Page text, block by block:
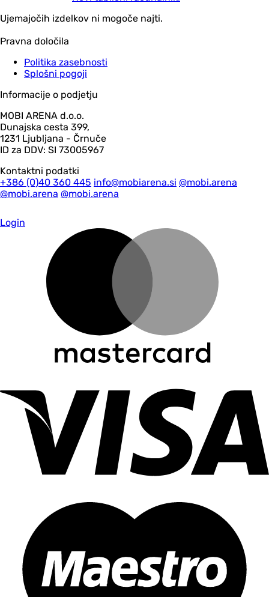
Ujemajočih izdelkov ni mogoče najti.
Pravna določila
Politika zasebnosti
Splošni pogoji
Informacije o podjetju
MOBI ARENA d.o.o.
Dunajska cesta 399,
1231 Ljubljana - Črnuče
ID za DDV: SI 73005967
Kontaktni podatki
+386 (0)40 360 445 info@mobiarena.si @mobi.arena
@mobi.arena @mobi.arena
Login